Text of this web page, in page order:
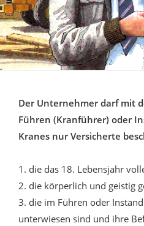
Der Unternehmer darf mit
Führen (Kranführer) oder
Kranes nur Versicherte
1. die das 18. Lebensjahr
2. die körperlich und geistig
3. die im Führen oder
unterwiesen sind und ihre